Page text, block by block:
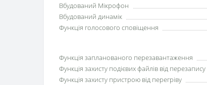
Вбудований Мікрофон
Вбудований динамік
Функція голосового сповіщення
Функція запланованого перезавантаження
Функція захисту подієвих файлів від перезапису
Функція захисту пристрою від перегріву